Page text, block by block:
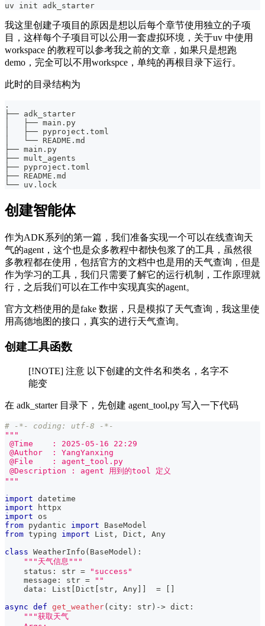
uv init adk_starter
我这里创建子项目的原因是想以后每个章节使用独立的子项
目，这样每个子项目可以公用一套虚拟环境，关于uv 中使用
workspace 的教程可以参考我之前的文章，如果只是想跑
demo，完全可以不用workspce，单纯的再根目录下运行。
此时的目录结构为
.
├── adk_starter
│   ├── main.py
│   ├── pyproject.toml
│   └── README.md
├── main.py
├── mult_agents
├── pyproject.toml
├── README.md
└── uv.lock
创建智能体
作为ADK系列的第一篇，我们准备实现一个可以在线查询天
气的agent，这个也是众多教程中都快包浆了的工具，虽然很
多教程都在使用，包括官方的文档中也是用的天气查询，但是
作为学习的工具，我们只需要了解它的运行机制，工作原理就
行，之后我们可以在工作中实现真实的agent。
官方文档使用的是fake 数据，只是模拟了天气查询，我这里使
用高德地图的接口，真实的进行天气查询。
创建工具函数
[!NOTE] 注意 以下创建的文件名和类名，名字不
能变
在 adk_starter 目录下，先创建 agent_tool,py 写入一下代码
# -*- coding: utf-8 -*-
"""
@Time    : 2025-05-16 22:29
@Author  : YangYanxing
@File    : agent_tool.py
@Description : agent 用到的tool 定义
"""
import datetime
import httpx
import os
from pydantic import BaseModel
from typing import List , Dict ,
Any
class WeatherInfo ( BaseModel ) :
"""天气信息"""
    status
: str =
"success"
    message
: str =
""
    data
: List Dict str , Any =
async def get_weather( city : str ) -> dict :
"""获取天气